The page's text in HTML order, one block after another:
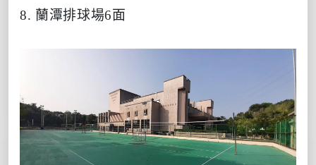
8. 蘭潭排球場6面